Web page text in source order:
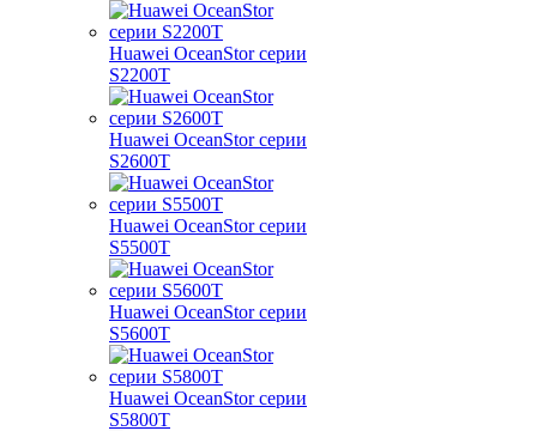
Huawei OceanStor серии
S2200T
Huawei OceanStor серии
S2600T
Huawei OceanStor серии
S5500T
Huawei OceanStor серии
S5600T
Huawei OceanStor серии
S5800T